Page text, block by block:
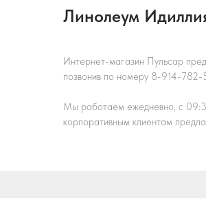
Линолеум
Интернет-магазин Пульсар
позвонив по номеру 8-914-
Мы работаем ежедневно, с
корпоративным клиентам